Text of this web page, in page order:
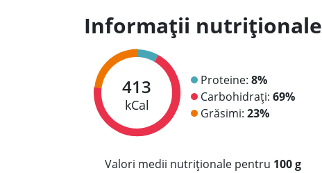
Informații nutriționale
413
kCal
Proteine: 8%
Carbohidrați: 69%
Grăsimi: 23%
Valori medii nutriționale pentru 100 g